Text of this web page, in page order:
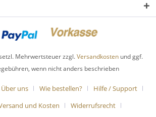
Mehrwertsteuer zzgl.Versandkosten und ggf.
wenn nicht anders beschrieben
Über uns Wie bestellen?
Hilfe / Support
und Kosten
Widerrufsrecht